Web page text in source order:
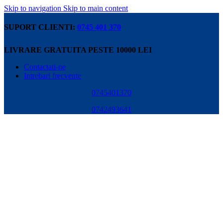
Skip to navigation Skip to main content
SUPORT CLIENTI: 0745 401 370
LIVRARE GRATUITA PESTE 10000 LEI
Contactati-ne
Intrebari frecvente
0745401370
0742493641